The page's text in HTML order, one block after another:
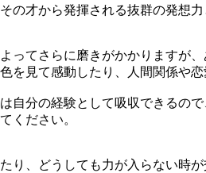
の才から発揮される抜群の発想
ってさらに磨きがかかりますが
を見て感動したり、人間関係や恋
自分の経験として吸収できるの
ください。
り、どうしても力が入らない時